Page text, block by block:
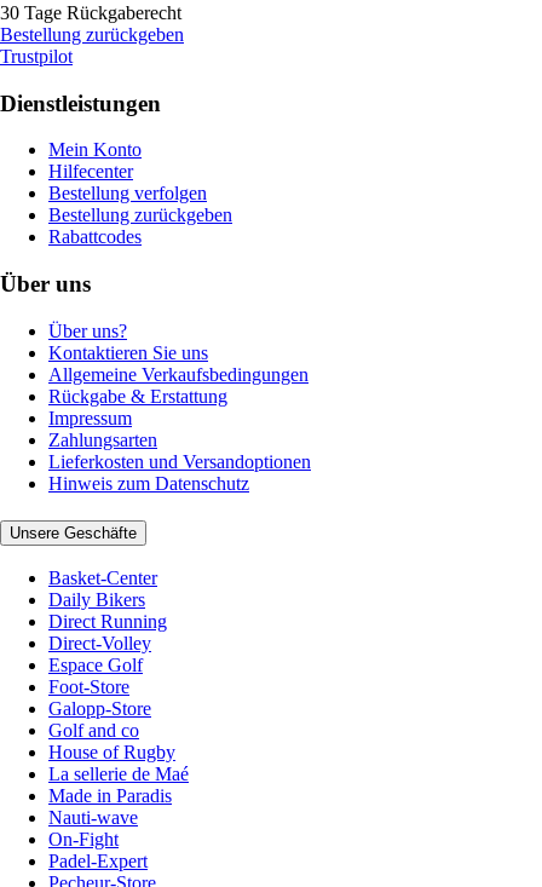
30 Tage Rückgaberecht
Bestellung zurückgeben
Trustpilot
Dienstleistungen
Mein Konto
Hilfecenter
Bestellung verfolgen
Bestellung zurückgeben
Rabattcodes
Über uns
Über uns?
Kontaktieren Sie uns
Allgemeine Verkaufsbedingungen
Rückgabe & Erstattung
Impressum
Zahlungsarten
Lieferkosten und Versandoptionen
Hinweis zum Datenschutz
Unsere Geschäfte
Basket-Center
Daily Bikers
Direct Running
Direct-Volley
Espace Golf
Foot-Store
Galopp-Store
Golf and co
House of Rugby
La sellerie de Maé
Made in Paradis
Nauti-wave
On-Fight
Padel-Expert